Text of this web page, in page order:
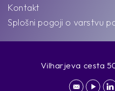
Kontakt
Splošni pogoji o varstvu
Vilharjeva cesta